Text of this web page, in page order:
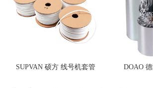
SUPVAN 硕方 线号机套管 DOAO